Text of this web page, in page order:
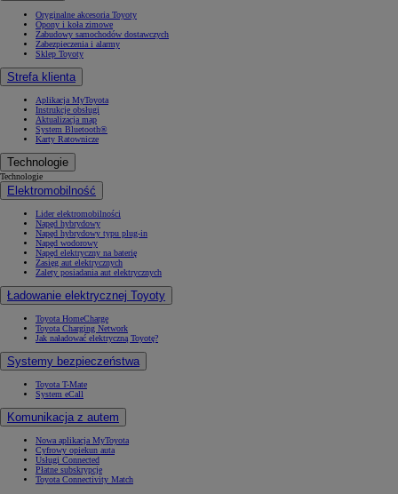
Oryginalne akcesoria Toyoty
Opony i koła zimowe
Zabudowy samochodów dostawczych
Zabezpieczenia i alarmy
Sklep Toyoty
Strefa klienta
Aplikacja MyToyota
Instrukcje obsługi
Aktualizacja map
System Bluetooth®
Karty Ratownicze
Technologie
Technologie
Elektromobilność
Lider elektromobilności
Napęd hybrydowy
Napęd hybrydowy typu plug-in
Napęd wodorowy
Napęd elektryczny na baterię
Zasięg aut elektrycznych
Zalety posiadania aut elektrycznych
Ładowanie elektrycznej Toyoty
Toyota HomeCharge
Toyota Charging Network
Jak naładować elektryczną Toyotę?
Systemy bezpieczeństwa
Toyota T-Mate
System eCall
Komunikacja z autem
Nowa aplikacja MyToyota
Cyfrowy opiekun auta
Usługi Connected
Płatne subskrypcje
Toyota Connectivity Match